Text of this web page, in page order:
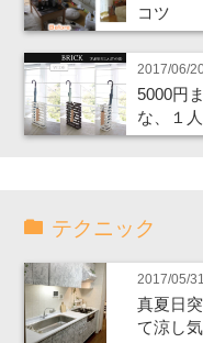
コツ
2017/06/
5000円
な、１
テクニック
2017/05/31
真夏日
て涼し